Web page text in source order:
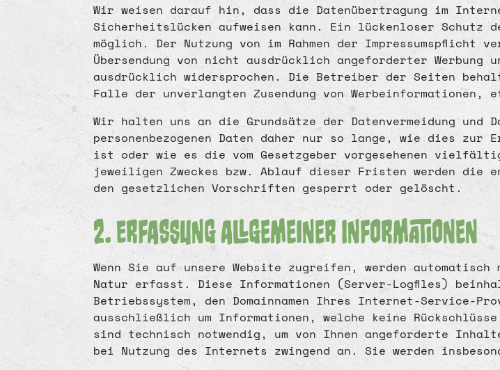
Wir weisen darauf hin, dass die Datenübertragung im
Sicherheitslücken aufweisen kann. Ein lückenloser
möglich. Der Nutzung von im Rahmen der
Übersendung von nicht ausdrücklich angeforderter
ausdrücklich widersprochen. Die Betreiber der Seiten
Falle der unverlangten Zusendung von Werbeinformationen,
Wir halten uns an die Grundsätze der Datenvermeidung und
personenbezogenen Daten daher nur so lange, wie dies
ist oder wie es die vom Gesetzgeber vorgesehenen
jeweiligen Zweckes bzw. Ablauf dieser Fristen werden die
den gesetzlichen Vorschriften gesperrt oder gelöscht.
2. Erfassung allgemeiner Informationen
Wenn Sie auf unsere Website zugreifen, werden
Natur erfasst. Diese Informationen (Server-Logfiles)
Betriebssystem, den Domainnamen Ihres Internet-Service-
ausschließlich um Informationen, welche keine
sind technisch notwendig, um von Ihnen angeforderte
bei Nutzung des Internets zwingend an. Sie werden